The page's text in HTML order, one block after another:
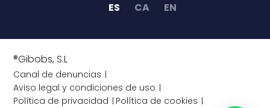
ES CA EN
®Gibobs, S.L
Canal de denuncias
Aviso legal y condiciones de uso
Política de privacidad
Política de cookies